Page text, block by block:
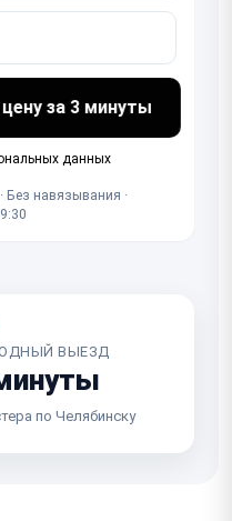
за 3 минуты
данных
Без навязывания ·
ВЫЕЗД
по Челябинску